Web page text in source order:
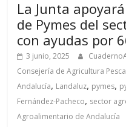
La Junta
de Pymes del
con ayudas por
3 junio, 2025
Consejería de Agricultura
Andalucía, Landaluz, pymes,
Fernández-Pacheco, sector
Agroalimentario de Andalucía